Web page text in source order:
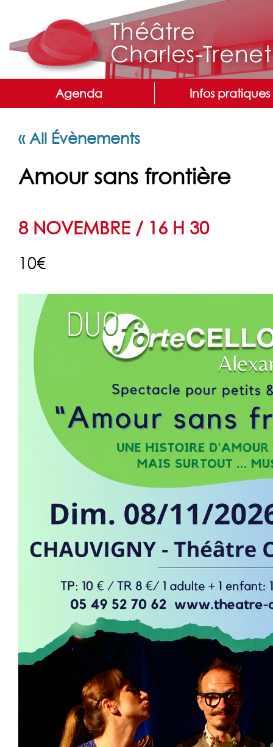
Agenda Infos pratiques
« All Évènements
Amour sans frontière
8 NOVEMBRE / 16 H 30
10€
Navigation
Évènement